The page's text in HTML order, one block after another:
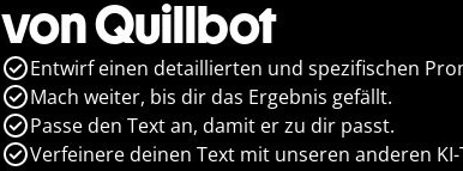
von Quillbot
Entwirf einen detaillierten und spezifischen
Mach weiter, bis dir das Ergebnis gefällt.
Passe den Text an, damit er zu dir passt.
Verfeinere deinen Text mit unseren anderen KI-